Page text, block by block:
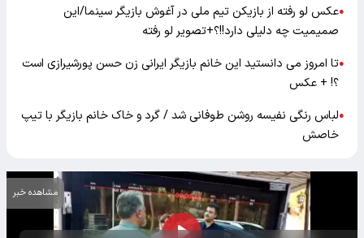
●عکس لو رفته از بازیکن تیم ملی در آغوش بازیگر سینما/این
صمیمیت چه دلیلی دارد!!؟+تصویر لو رفته
●تا امروز می دانستید این خانم بازیگر ایرانی زن حسن پورشیرازی است
؟! + عکس
●لباس رنگی نفیسه روشن طوفانی شد / گرد و خاک خانم بازیگر با تیپ
خاصش
مشاهده خبر